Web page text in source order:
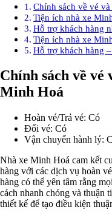
Chính sách về vé
Tiện ích nhà xe
Hỗ trợ khách hàng
Tiện ích nhà xe
Hỗ trợ khách hàng
Chính sách về vé
Minh Hoá
Hoàn vé/Trả vé: Có
Đổi vé: Có
Vận chuyển hành lý:
Nhà xe Minh Hoá cam kết
hàng với các dịch vụ hoàn
hàng có thể yên tâm rằng
cách nhanh chóng và thuận
thiết kế để tạo điều kiện